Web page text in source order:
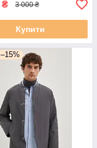
₴ 3 000 ₴
Купити
–15%